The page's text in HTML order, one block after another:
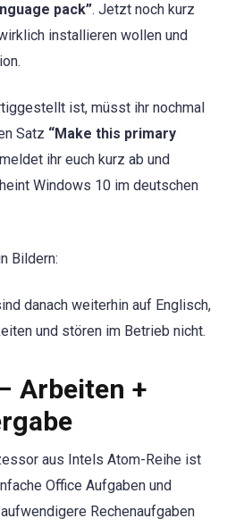
pack”. Jetzt noch kurz
installieren wollen und
ist, müsst ihr nochmal
Satz “Make this primary
ihr euch kurz ab und
Windows 10 im deutschen
Bildern:
danach weiterhin auf Englisch,
und stören im Betrieb nicht.
Arbeiten +
aus Intels Atom-Reihe ist
Office Aufgaben und
Rechenaufgaben